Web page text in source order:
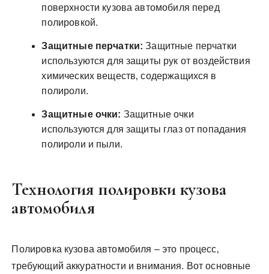
поверхности кузова автомобиля перед
полировкой.
Защитные перчатки: Защитные перчатки
используются для защиты рук от воздействия
химических веществ‚ содержащихся в
полироли.
Защитные очки: Защитные очки
используются для защиты глаз от попадания
полироли и пыли.
Технология полировки кузова
автомобиля
Полировка кузова автомобиля – это процесс‚
требующий аккуратности и внимания. Вот основные